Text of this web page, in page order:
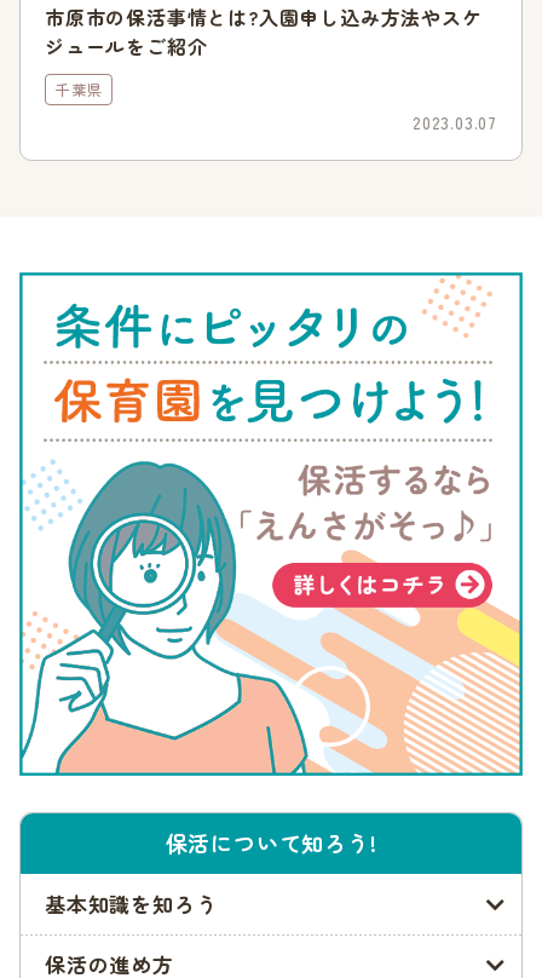
千葉市の保活スケジュール
いように、事前にチェックしておきましょう。
参照:千葉市「令和4年度保育園等利用申請について 」
保育園入園申込み一次選考の受付の開始
4月から入園する場合の入園申込は、10月中旬からです。令和5
年4月から入園したい方の場合は、以下のスケジュールでし
た。
申請書配布:令和4年10月17日
受付期間:
令和4年10月17日～令和4年11月30日(郵送申請・窓口申
請)
令和4年10月17日～令和4年11月23日(電子申請)
郵送の場合は、締切必着となります。余裕をもって申込みまし
ょう。また電子申請の場合は、締切日が郵送・窓口申請より早
いので注意してください。
保育園の利用申請以降の情報は?
申請後の結果がいつ発表されるかなどの情報は、「2月頃」に
千葉市のホームページにて公開されます。
市原市の保活事情とは?入園申し込み方法やスケ
ジュールをご紹介
千葉県
2023.03.07
保活について知ろう!
基本知識を知ろう
保活の進め方